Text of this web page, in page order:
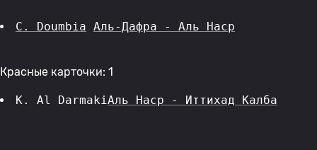
C. Doumbia Аль-Дафра - Аль Наср
Красные карточки: 1
K. Al DarmakiАль Наср - Иттихад Калба